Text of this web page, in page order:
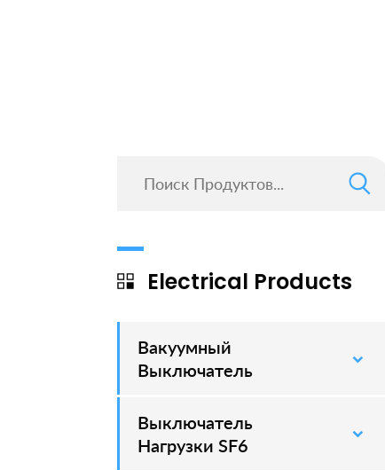
Electrical Products
Вакуумный
Выключатель
–
Выключатель
Нагрузки SF6
–